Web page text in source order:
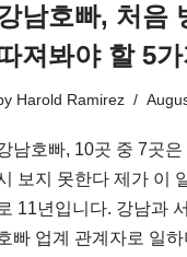
남호빠, 처음
져봐야 할 5
Harold Ramirez
남호빠, 10곳 중 7곳
보지 못한다 제가 이
로 11년입니다. 강남과
빠 업계 관계자로 일